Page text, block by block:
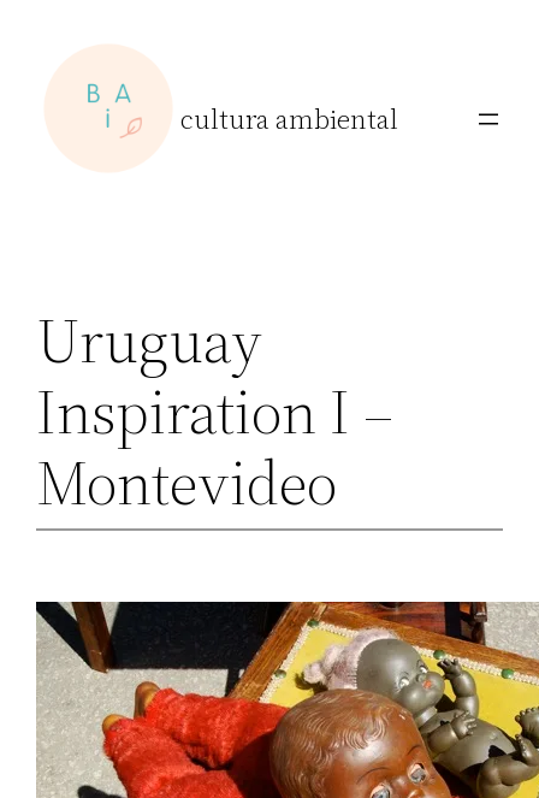
content
cultura ambiental
Uruguay
Inspiration I –
Montevideo